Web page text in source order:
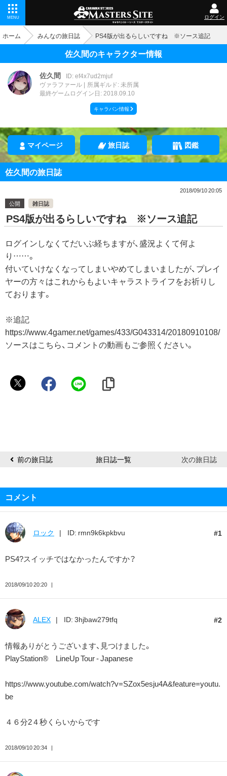
MENU ログイン
ホーム みんなの旅日誌 PS4版が出るらしいですね ※ソース追記
佐久間のキャラクター情報
佐久間
ID: ef4x7ud2mjuf
ヴァラファール
所属ギルド: 未所属
最終ゲームログイン日: 2018.09.10
キャラバン情報
マイページ 旅日誌 図鑑
佐久間の旅日誌
2018/09/10 20:05
公開
雑日誌
PS4版が出るらしいですね ※ソース追記
ログインしなくてだいぶ経ちますが、盛況よくて何よ
り……。
付いていけなくなってしまいやめてしまいましたが、プレイ
ヤーの方々はこれからもよいキャラストライフをお祈りし
ております。
※追記
https://www.4gamer.net/games/433/G043314/20180910108/
ソースはこちら、コメントの動画もご参照ください。
佐
前の旅日誌 旅日誌一覧 次の旅日誌
コメント
1
ロック ID: rmn9k6kpkbvu
PS4?スイッチではなかったんですか？
2018/09/10 20:20
2
ALEX ID: 3hjbaw279tfq
情報ありがとうございます、見つけました。
PlayStation® LineUp Tour - Japanese
https://www.youtube.com/watch?v=SZox5esju4A&feature=youtu.
be
４６分2４秒くらいからです
2018/09/10 20:34